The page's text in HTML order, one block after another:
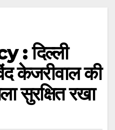
: दिल्ली
केजरीवाल की
सुरक्षित रखा